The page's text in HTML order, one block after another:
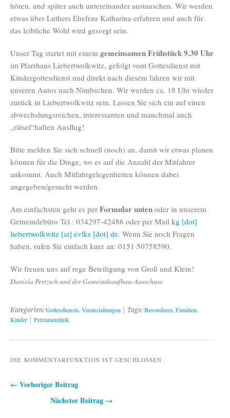
hören, und später auch untereinander austauschen. Wir werden
etwas über Luthers Ehefrau Katharina erfahren und auch für
das leibliche Wohl wird gesorgt sein.
Unser Tag startet mit einem gemeinsamen Frühstück 9.30 Uhr
im Pfarrhaus Liebertwolkwitz, gefolgt vom Gottesdienst mit
Kindergottesdienst und direkt nach diesem fahren wir mit
unseren Autos nach Nimbschen. Wir werden ca. 18 Uhr wieder
zurück in Liebertwolkwitz sein. Lassen Sie sich ein auf einen
abwechslungsreichen, interessanten und manchmal auch
„rätsel“haften Ausflug!
Bitte melden Sie sich schnell (noch) an, damit wir etwas planen
können für die Dinge, wo es auf die Anzahl der Mitfahrer
ankommt. Auch Mitfahrgelegenheiten können dabei
angegeben/gesucht werden.
Am einfachsten geht es per Formular unten oder in unserem
Gemeindebüro Tel.: 034297-42486 oder per Mail kg [dot]
liebertwolkwitz [at] evlks [dot] de. Wenn Sie noch Fragen
haben, rufen Sie einfach kurz an: 0151 50758590.
Wir freuen uns auf rege Beteiligung von Groß und Klein!
Daniela Pertzsch und der Gemeindeaufbau-Ausschuss
Kategorien: Gottesdienste, Veranstaltungen | Tags: Besonderes, Familien,
Kinder Permanentlink.
DIE KOMMENTARFUNKTION IST GESCHLOSSEN.
Beitragsnavigation
← Vorheriger Beitrag
Nächster Beitrag →